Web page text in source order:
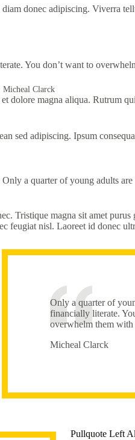
donec adipiscing. Viverra
You don’t want to
Micheal Clarck
magna aliqua. Rutrum
sed adipiscing. Ipsum
Only a quarter of young adults
Tristique magna sit amet
nisl. Laoreet id donec
Only a quarter of
financially literate.
overwhelm them with
Micheal Clarck
Pullquote Left